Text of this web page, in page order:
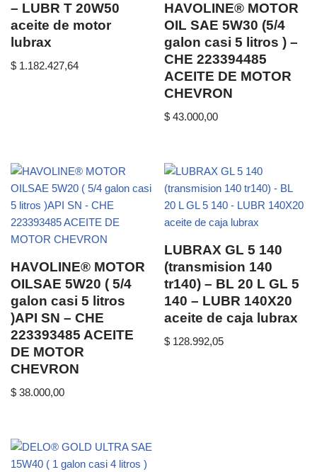
– LUBR T 20W50
aceite de motor
lubrax
$ 1.182.427,64
HAVOLINE® MOTOR
OIL SAE 5W30 (5/4
galon casi 5 litros ) –
CHE 223394485
ACEITE DE MOTOR
CHEVRON
$ 43.000,00
HAVOLINE® MOTOR
OILSAE 5W20 ( 5/4
galon casi 5 litros
)API SN – CHE
223393485 ACEITE
DE MOTOR
CHEVRON
$ 38.000,00
LUBRAX GL 5 140
(transmision 140
tr140) – BL 20 L GL 5
140 – LUBR 140X20
aceite de caja lubrax
$ 128.992,05